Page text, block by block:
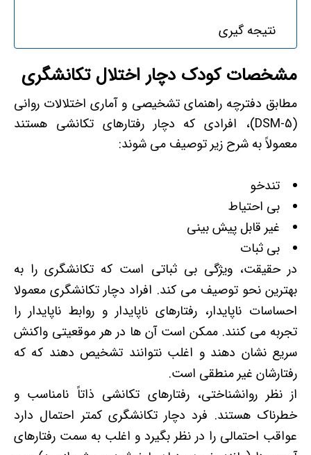
نتیجه گیری
مشخصات کودک دچار اختلال تکانشگری
مطابق دفترچه راهنمای تشخیصی و آماری اختلالات روانی
(DSM-5)، افرادی که دچار رفتارهای تکانشی هستند
معمولاً به شرح زیر توصیف می شوند:
تندخو
بی احتیاط
غیر قابل پیش بینی
بی ثبات
در حقیقت، ویژگی بی ثباتی است که تکانشگری را به
بهترین نحو توصیف می کند. افراد دچار تکانشگری معمولا
احساسات ناپایدار، رفتارهای ناپایدار و روابط ناپایدار را
تجربه می کنند. ممکن است آن ها در هر موقعیتی واکنش
سریع نشان دهند و اغلب نتوانند تشخیص دهند که که
رفتارشان غیر منطقی است.
از نظر روانشناختی، رفتارهای تکانشی ذاتاً نامناسب و
خطرناک هستند. فرد دچار تکانشگری کمتر احتمال دارد
عواقب احتمالی را در نظر بگیرد و اغلب به سمت رفتارهای